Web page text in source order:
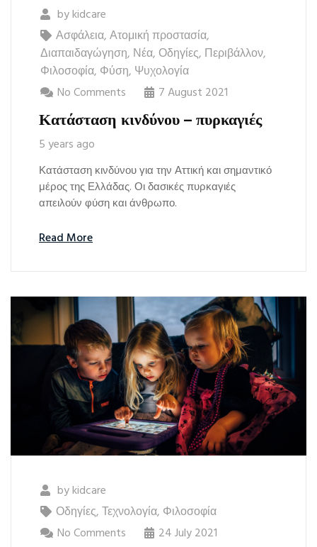
bykidcare
Ασφάλεια,Ατομική προστασία,
Διαπαιδαγώγηση, Νέα, Οδηγίες, Περιβάλλον,
Φιλοσοφία, Φύση, Ψυχολογία
No Comments
7 August 2021
Κατάσταση κινδύνου – πυρκαγιές
5 years ago
Κατάσταση κινδύνου για την Αττική και σημαντικό
μέρος της Ελλάδας. Οι δασικές πυρκαγιές
απειλούν φύση και άνθρωπο.
Read More
bykidcare
Οδηγίες,Τεχνολογία, Φιλοσοφία
No Comments
24 July 2021